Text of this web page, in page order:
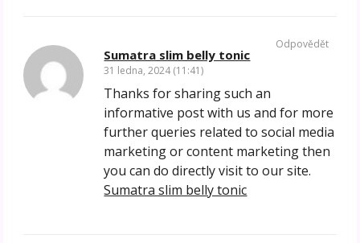
Sumatra slim belly tonic
31 ledna, 2024 (11:41)
Thanks for sharing such an
informative post with us and for more
further queries related to social media
marketing or content marketing then
you can do directly visit to our site.
Sumatra slim belly tonic
Odpovědět